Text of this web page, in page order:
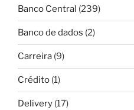
Banco Central (239)
Banco de dados (2)
Carreira (9)
Crédito (1)
Delivery (17)